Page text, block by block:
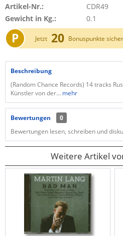
Artikel-Nr.:
CDR49
Gewicht in Kg.:
0.1
P Jetzt 20 Bonuspunkte
Beschreibung
(Random Chance Records) 14 tracks
Künstler von der... mehr
Bewertungen
0
Bewertungen lesen, schreiben und
Weitere Artikel